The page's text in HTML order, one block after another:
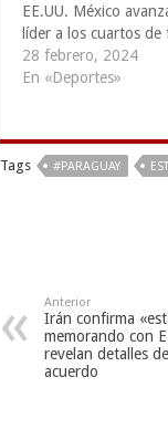
EE.UU. México
líder a los cuartos de
28 febrero, 2024
En «Deportes»
Tags #PARAGUAY
Anterior
Irán confirma
memorando con
revelan detalles
acuerdo